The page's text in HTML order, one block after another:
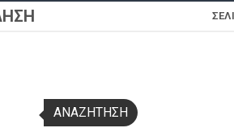
ΑΝΑΖΉΤΗΣΗ